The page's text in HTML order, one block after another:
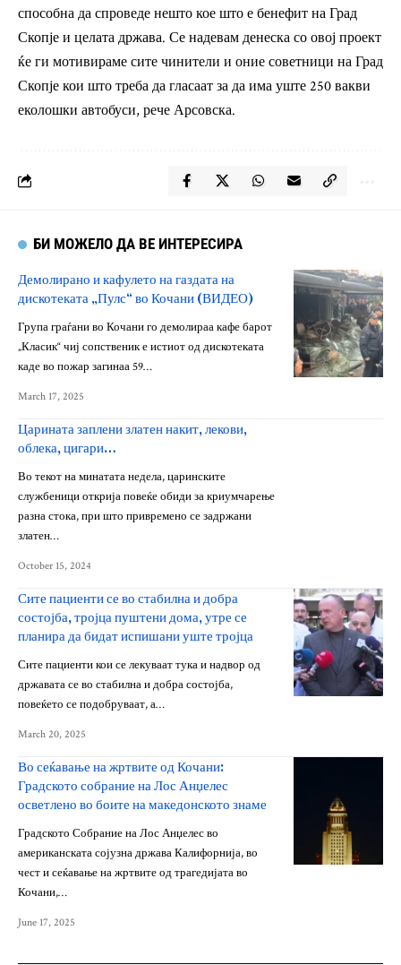
способна да спроведе нешто кое што е бенефит на Град
Скопје и целата држава. Се надевам денеска со овој проект
ќе ги мотивираме сите чинители и оние советници на Град
Скопје кои што треба да гласаат за да има уште 250 вакви
еколошки автобуси, рече Арсовска.
БИ МОЖЕЛО ДА ВЕ ИНТЕРЕСИРА
Демолирано и кафулето на газдата на
дискотеката „Пулс“ во Кочани (ВИДЕО)
Група граѓани во Кочани го демолираа кафе барот
„Класик“ чиј сопственик е истиот од дискотеката
каде во пожар загинаа 59…
March 17, 2025
Царината заплени златен накит, лекови,
облека, цигари…
Во текот на минатата недела, царинските
службеници открија повеќе обиди за криумчарење
разна стока, при што привремено се задржани
златен…
October 15, 2024
Сите пациенти се во стабилна и добра
состојба, тројца пуштени дома, утре се
планира да бидат испишани уште тројца
Сите пациенти кои се лекуваат тука и надвор од
државата се во стабилна и добра состојба,
повеќето се подобруваат, а…
March 20, 2025
Во сеќавање на жртвите од Кочани:
Градското собрание на Лос Анџелес
осветлено во боите на македонското знаме
Градското Собрание на Лос Анџелес во
американската сојузна држава Калифорнија, во
чест и сеќавање на жртвите од трагедијата во
Кочани,…
June 17, 2025